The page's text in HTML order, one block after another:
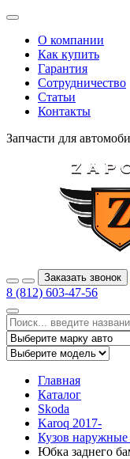
О компании
Как купить
Гарантия
Сотрудничество
Статьи
Контакты
Запчасти для
Заказать звонок
8 (812) 603-47-56
Главная
Каталог
Skoda
Karoq 2017-
Кузов
Юбка заднего